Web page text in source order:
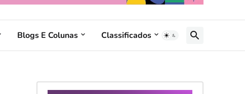
Blogs E Colunas Classificados